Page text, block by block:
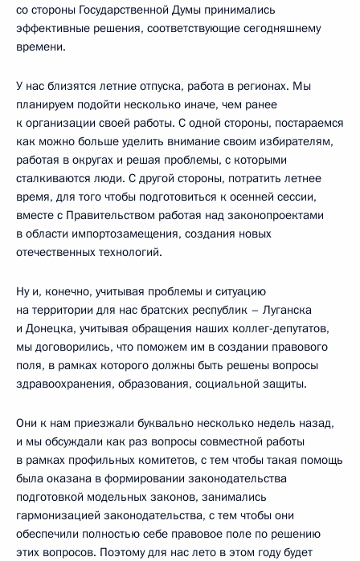
со стороны Государственной Думы принимались
эффективные решения, соответствующие сегодняшнему
времени.
У нас близятся летние отпуска, работа в регионах. Мы
планируем подойти несколько иначе, чем ранее
к организации своей работы. С одной стороны, постараемся
как можно больше уделить внимание своим избирателям,
работая в округах и решая проблемы, с которыми
сталкиваются люди. С другой стороны, потратить летнее
время, для того чтобы подготовиться к осенней сессии,
вместе с Правительством работая над законопроектами
в области импортозамещения, создания новых
отечественных технологий.
Ну и, конечно, учитывая проблемы и ситуацию
на территории для нас братских республик – Луганска
и Донецка, учитывая обращения наших коллег-депутатов,
мы договорились, что поможем им в создании правового
поля, в рамках которого должны быть решены вопросы
здравоохранения, образования, социальной защиты.
Они к нам приезжали буквально несколько недель назад,
и мы обсуждали как раз вопросы совместной работы
в рамках профильных комитетов, с тем чтобы такая помощь
была оказана в формировании законодательства
подготовкой модельных законов, занимались
гармонизацией законодательства, с тем чтобы они
обеспечили полностью себе правовое поле по решению
этих вопросов. Поэтому для нас лето в этом году будет